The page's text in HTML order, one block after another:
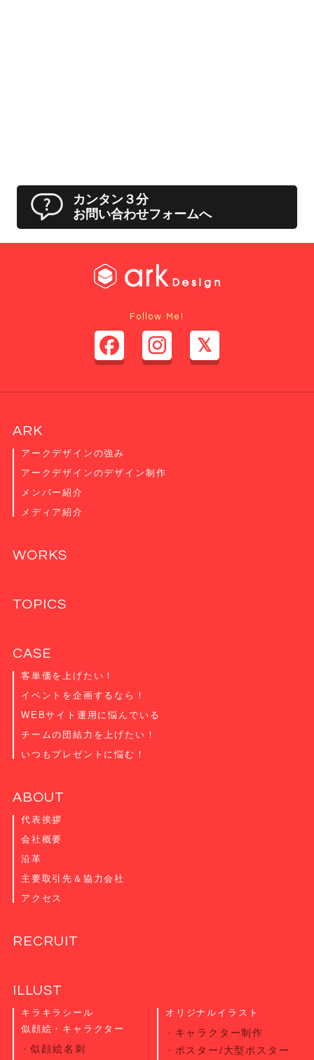
カンタン３分
お問い合わせフォームへ
Follow Me!
ARK
アークデザインの強み
アークデザインのデザイン制作
メンバー紹介
メディア紹介
WORKS
TOPICS
CASE
客単価を上げたい！
イベントを企画するなら！
WEBサイト運用に悩んでいる
チームの団結力を上げたい！
いつもプレゼントに悩む！
ABOUT
代表挨拶
会社概要
沿革
主要取引先＆協力会社
アクセス
RECRUIT
ILLUST
キラキラシール
似顔絵・キャラクター
似顔絵名刺
オリジナルイラスト
キャラクター制作
ポスター/大型ポスター